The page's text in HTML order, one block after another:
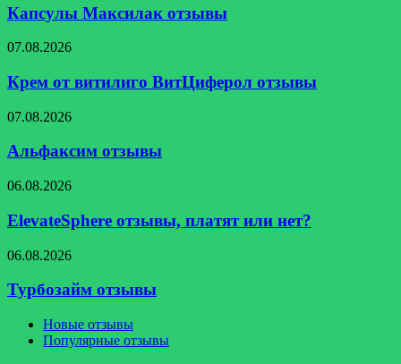
отзывы
Капсулы Максилак отзывы
Крем
витилиго
ВитЦиферол
отзывы
07.08.2026
Крем от витилиго ВитЦиферол отзывы
Альфаксим
07.08.2026
Альфаксим отзывы
ElevateSphere
платят
или
нет?
06.08.2026
ElevateSphere отзывы, платят или нет?
Турбозайм
06.08.2026
Турбозайм отзывы
Новые отзывы
Популярные отзывы